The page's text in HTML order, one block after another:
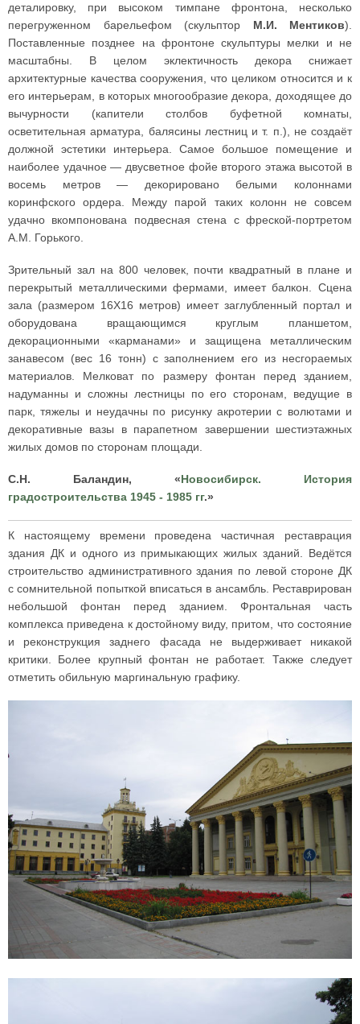
деталировку, при высоком тимпане фронтона, несколько
перегруженном барельефом (скульптор М.И. Ментиков).
Поставленные позднее на фронтоне скульптуры мелки и не
масштабны. В целом эклектичность декора снижает
архитектурные качества сооружения, что целиком относится и к
его интерьерам, в которых многообразие декора, доходящее до
вычурности (капители столбов буфетной комнаты,
осветительная арматура, балясины лестниц и т. п.), не создаёт
должной эстетики интерьера. Самое большое помещение и
наиболее удачное — двусветное фойе второго этажа высотой в
восемь метров — декорировано белыми колоннами
коринфского ордера. Между парой таких колонн не совсем
удачно вкомпонована подвесная стена с фреской-портретом
А.М. Горького.
Зрительный зал на 800 человек, почти квадратный в плане и
перекрытый металлическими фермами, имеет балкон. Сцена
зала (размером 16X16 метров) имеет заглубленный портал и
оборудована вращающимся круглым планшетом,
декорационными «карманами» и защищена металлическим
занавесом (вес 16 тонн) с заполнением его из несгораемых
материалов. Мелковат по размеру фонтан перед зданием,
надуманны и сложны лестницы по его сторонам, ведущие в
парк, тяжелы и неудачны по рисунку акротерии с волютами и
декоративные вазы в парапетном завершении шестиэтажных
жилых домов по сторонам площади.
С.Н. Баландин, «Новосибирск. История
градостроительства 1945 - 1985 гг.»
К настоящему времени проведена частичная реставрация
здания ДК и одного из примыкающих жилых зданий. Ведётся
строительство административного здания по левой стороне ДК
с сомнительной попыткой вписаться в ансамбль. Реставрирован
небольшой фонтан перед зданием. Фронтальная часть
комплекса приведена к достойному виду, притом, что состояние
и реконструкция заднего фасада не выдерживает никакой
критики. Более крупный фонтан не работает. Также следует
отметить обильную маргинальную графику.